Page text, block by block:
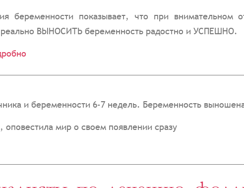
беременности показывает, что при
реально ВЫНОСИТЬ беременность радостно и УСПЕШНО.
и беременности 6-7 недель. Беременность
оповестила мир о своем появлении сразу